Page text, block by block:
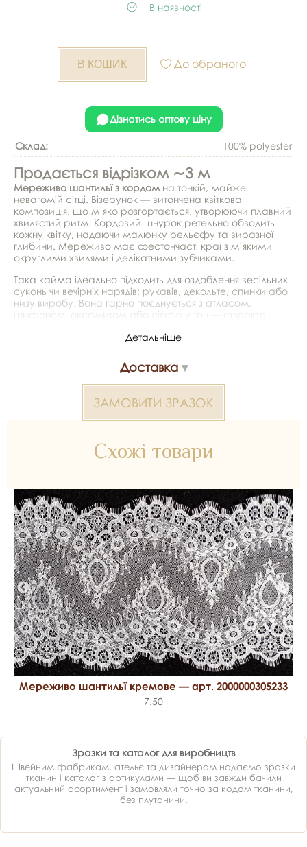
В наявності
До обраного
Дізнатись оптову ціну
Склад: 100% polyester
Продається відрізком ∼3 м
Мереживо шантильї з кордом на тонкій, майже
невагомій сітці. Візерунок — витончена квіткова
композиція, що м’яко розгортається, утворюючи плавний
хвилястий ритм. Кордовий шнурок ретельно обводить
кожну квітку, надаючи малюнку рельєфу та виразної
глибини. Мереживо має фестончасті краї з м’якими
округлими хвилями і делікатними зубчиками.
Така кайма ідеально підходить для оздоблення весільних
суконь чи вечірніх нарядів: рукавів, декольте, спинки або
низу виробу. Вона гарно поєднується з атласом,
шифоном, оксамитом або сіткою у тон — створює
й того самого французького шарму.
*Передача кольору може бути спотворена пристроєм
Мереживо шантильї 2000000026879 — матеріал для
весільних суконь, декору та колекцій ательє. Доступний
Детальніше
Доставка
ЗАМОВИТИ ЗРАЗОК
Схожі товари
Мереживо шантильї кремове — арт. 2000000305233
7.50
Зразки та каталог для виробництв
Швейним фабрикам, ательє та дизайнерам надаємо зразки
тканин і каталог з артикулами — щоб ви завжди бачили
актуальний асортимент і замовляли точно за кодом тканини,
без плутанини.